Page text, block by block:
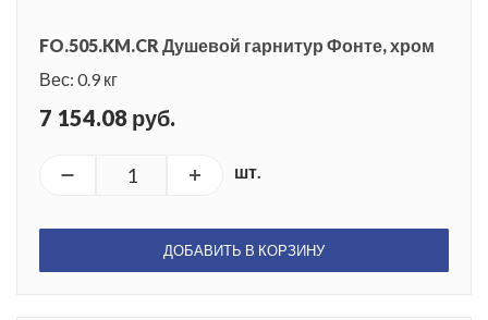
FO.505.KM.CR Душевой гарнитур Фонте, хром
Вес: 0.9 кг
7 154.08 руб.
шт.
ДОБАВИТЬ В КОРЗИНУ